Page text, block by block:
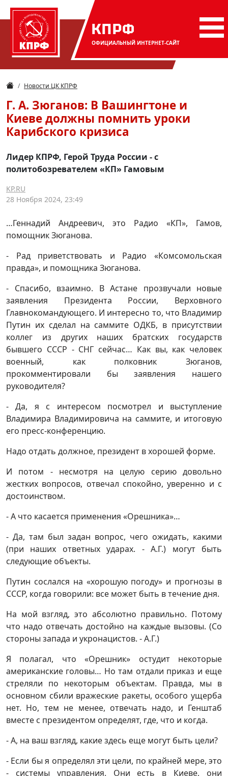
КПРФ
ОФИЦИАЛЬНЫЙ ИНТЕРНЕТ-САЙТ
Новости ЦК КПРФ
Г. А. Зюганов: В Вашингтоне и
Киеве должны помнить уроки
Карибского кризиса
Лидер КПРФ, Герой Труда России - с
политобозревателем «КП» Гамовым
KP.RU
28 Ноября 2024, 23:49
…Геннадий Андреевич, это Радио «КП», Гамов,
помощник Зюганова.
- Рад приветствовать и Радио «Комсомольская
правда», и помощника Зюганова.
- Спасибо, взаимно. В Астане прозвучали новые
заявления Президента России, Верховного
Главнокомандующего. И интересно то, что Владимир
Путин их сделал на саммите ОДКБ, в присутствии
коллег из других наших братских государств
бывшего СССР - СНГ сейчас… Как вы, как человек
военный, как полковник Зюганов,
прокомментировали бы заявления нашего
руководителя?
- Да, я с интересом посмотрел и выступление
Владимира Владимировича на саммите, и итоговую
его пресс-конференцию.
Надо отдать должное, президент в хорошей форме.
И потом - несмотря на целую серию довольно
жестких вопросов, отвечал спокойно, уверенно и с
достоинством.
- А что касается применения «Орешника»…
- Да, там был задан вопрос, чего ожидать, какими
(при наших ответных ударах. - А.Г.) могут быть
следующие объекты.
Путин сослался на «хорошую погоду» и прогнозы в
СССР, когда говорили: все может быть в течение дня.
На мой взгляд, это абсолютно правильно. Потому
что надо отвечать достойно на каждые вызовы. (Со
стороны запада и укронацистов. - А.Г.)
Я полагал, что «Орешник» остудит некоторые
американские головы… Но там отдали приказ и еще
стреляли по некоторым объектам. Правда, мы в
основном сбили вражеские ракеты, особого ущерба
нет. Но, тем не менее, отвечать надо, и Генштаб
вместе с президентом определят, где, что и когда.
- А, на ваш взгляд, какие здесь еще могут быть цели?
- Если бы я определял эти цели, по крайней мере, это
- системы управления. Они есть в Киеве, они